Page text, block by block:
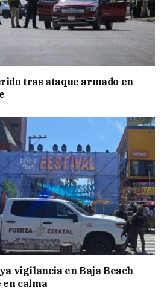
tras ataque armado en
vigilancia en Baja Beach
en calma